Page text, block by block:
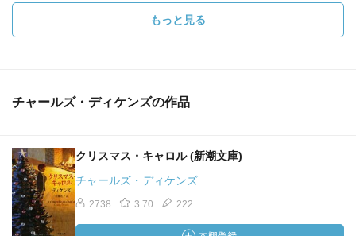
もっと見る
チャールズ・ディケンズの作品
クリスマス・キャロル (新潮文庫)
チャールズ・ディケンズ
2738 3.70 222